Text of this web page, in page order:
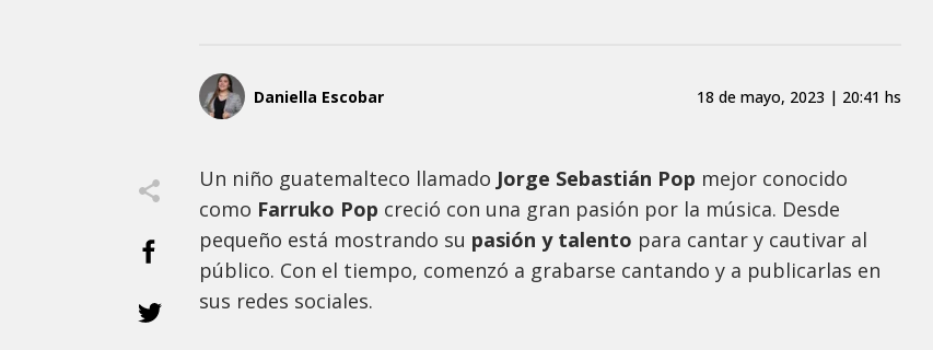
Daniella Escobar 18 de mayo, 2023 | 20:41 hs
Un niño guatemalteco llamado Jorge Sebastián Pop mejor conocido
como Farruko Pop creció con una gran pasión por la música. Desde
pequeño está mostrando su pasión y talento para cantar y cautivar al
público. Con el tiempo, comenzó a grabarse cantando y a publicarlas en
sus redes sociales.